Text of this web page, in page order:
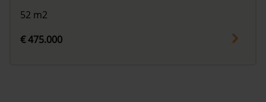
52 m2
€ 475.000